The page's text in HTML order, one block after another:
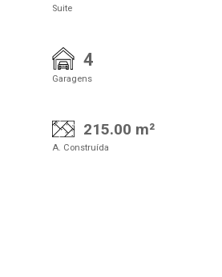
Suite
4
Garagens
215.00 m²
A. Construída